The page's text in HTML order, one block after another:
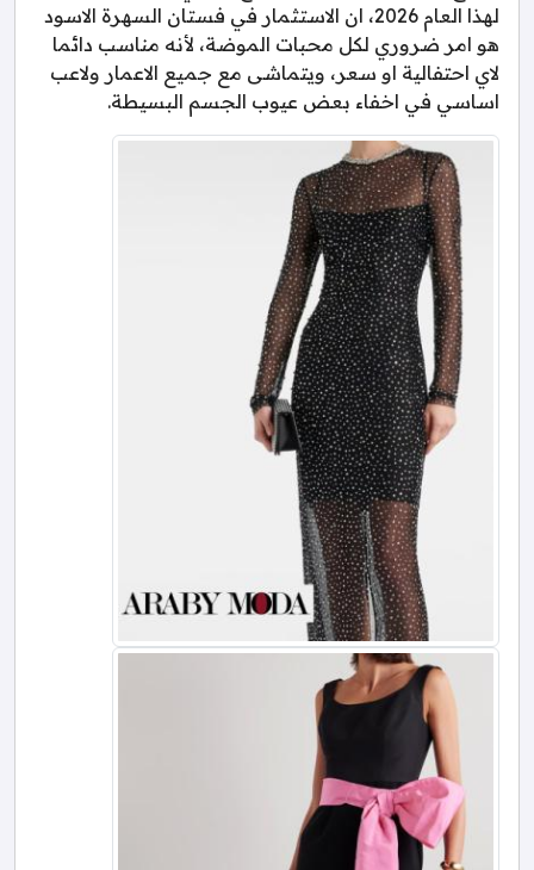
لهذا العام 2026، ان الاستثمار في فستان السهرة الاسود
هو امر ضروري لكل محبات الموضة، لأنه مناسب دائما
لاي احتفالية او سعر، ويتماشى مع جميع الاعمار ولاعب
اساسي في اخفاء بعض عيوب الجسم البسيطة.